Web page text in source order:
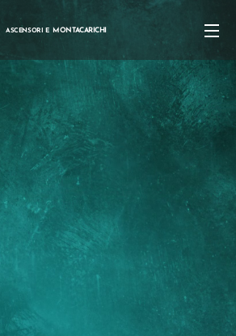
ASCENSORI E MONTACARICHI